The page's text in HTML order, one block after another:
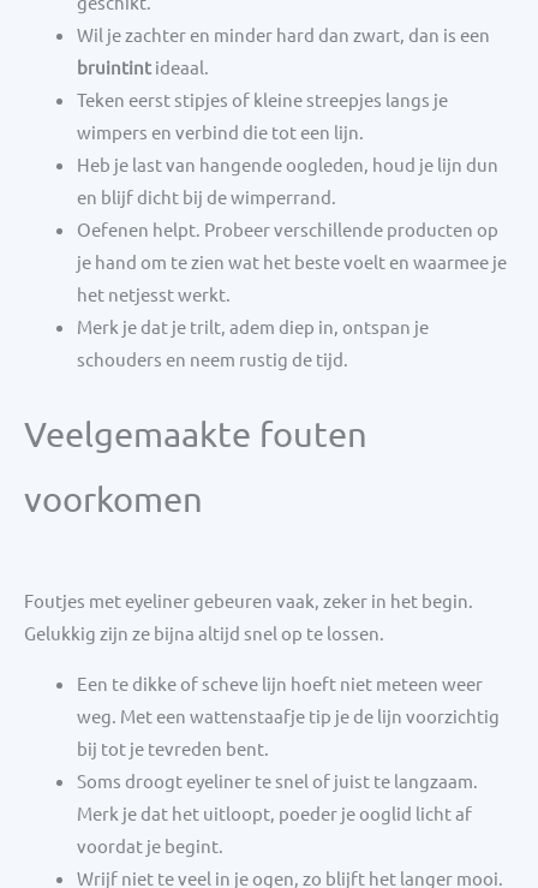
Wil je zachter en minder hard dan zwart, dan is een
bruintintideaal.
Teken eerst stipjes of kleine streepjes langs je
wimpers en verbind die tot een lijn.
Heb je last van hangende oogleden, houd je lijn dun
en blijf dicht bij de wimperrand.
Oefenen helpt. Probeer verschillende producten op
je hand om te zien wat het beste voelt en waarmee je
het netjesst werkt.
Merk je dat je trilt, adem diep in, ontspan je
schouders en neem rustig de tijd.
Veelgemaakte fouten
voorkomen
Foutjes met eyeliner gebeuren vaak, zeker in het begin.
Gelukkig zijn ze bijna altijd snel op te lossen.
Een te dikke of scheve lijn hoeft niet meteen weer
weg. Met een wattenstaafje tip je de lijn voorzichtig
bij tot je tevreden bent.
Soms droogt eyeliner te snel of juist te langzaam.
Merk je dat het uitloopt, poeder je ooglid licht af
voordat je begint.
Wrijf niet te veel in je ogen, zo blijft het langer mooi.